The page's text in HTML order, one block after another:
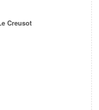
Creusot